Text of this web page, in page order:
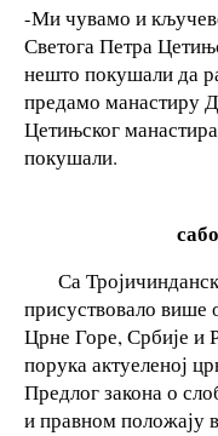
-Ми чувамо и
Светога Петра
нешто покушали да
предамо манастиру
Цетињског
покушали.
Са
присуствовало више
Црне Горе, Србије и
порука актуеленој
Предлог закона о
и правном положају